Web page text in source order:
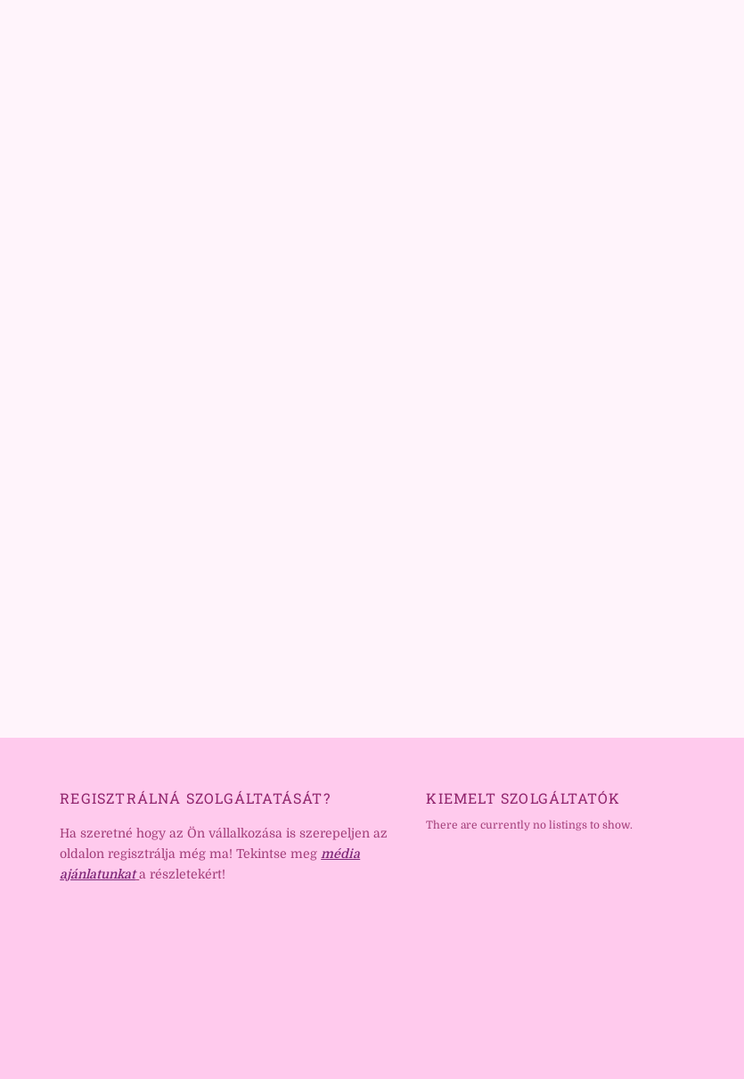
REGISZTRÁLNÁ SZOLGÁLTATÁSÁT?
Ha szeretné hogy az Ön vállalkozása is szerepeljen az
oldalon regisztrálja még ma! Tekintse megmédia
ajánlatunkat a részletekért!
KIEMELT SZOLGÁLTATÓK
There are currently no listings to show.